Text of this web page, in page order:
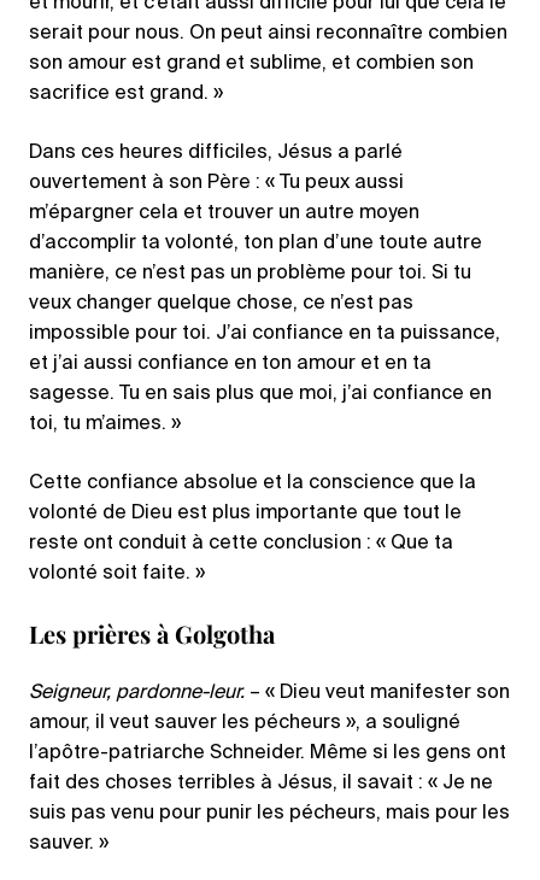
et mourir, et c’était aussi difficile pour lui que cela le
serait pour nous. On peut ainsi reconnaître combien
son amour est grand et sublime, et combien son
sacrifice est grand. »
Dans ces heures difficiles, Jésus a parlé
ouvertement à son Père : « Tu peux aussi
m’épargner cela et trouver un autre moyen
d’accomplir ta volonté, ton plan d’une toute autre
manière, ce n’est pas un problème pour toi. Si tu
veux changer quelque chose, ce n’est pas
impossible pour toi. J’ai confiance en ta puissance,
et j’ai aussi confiance en ton amour et en ta
sagesse. Tu en sais plus que moi, j’ai confiance en
toi, tu m’aimes. »
Cette confiance absolue et la conscience que la
volonté de Dieu est plus importante que tout le
reste ont conduit à cette conclusion : « Que ta
volonté soit faite. »
Les prières à Golgotha
Seigneur, pardonne-leur. – « Dieu veut manifester son
amour, il veut sauver les pécheurs », a souligné
l’apôtre-patriarche Schneider. Même si les gens ont
fait des choses terribles à Jésus, il savait : « Je ne
suis pas venu pour punir les pécheurs, mais pour les
sauver. »